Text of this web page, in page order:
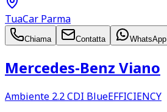
TuaCar Parma
Chiama Contatta WhatsApp
Mercedes‑Benz Viano
Ambiente 2.2 CDI BlueEFFICIENCY